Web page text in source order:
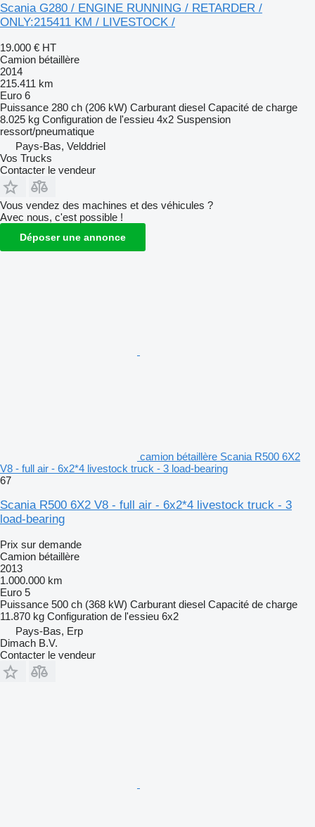
Scania G280 / ENGINE RUNNING / RETARDER /
ONLY:215411 KM / LIVESTOCK /
19.000 € HT
Camion bétaillère
2014
215.411 km
Euro 6
Puissance 280 ch (206 kW) Carburant diesel Capacité de charge
8.025 kg Configuration de l'essieu 4x2 Suspension
ressort/pneumatique
Pays-Bas, Velddriel
Vos Trucks
Contacter le vendeur
Vous vendez des machines et des véhicules ?
Avec nous, c'est possible !
Déposer une annonce
camion bétaillère Scania R500 6X2
V8 - full air - 6x2*4 livestock truck - 3 load-bearing
67
Scania R500 6X2 V8 - full air - 6x2*4 livestock truck - 3
load-bearing
Prix sur demande
Camion bétaillère
2013
1.000.000 km
Euro 5
Puissance 500 ch (368 kW) Carburant diesel Capacité de charge
11.870 kg Configuration de l'essieu 6x2
Pays-Bas, Erp
Dimach B.V.
Contacter le vendeur